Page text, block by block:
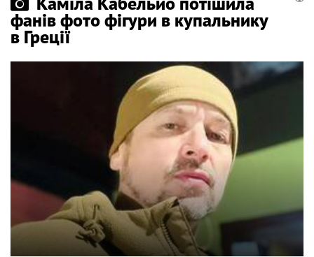
фанів фото фігури в купальнику
в Греції